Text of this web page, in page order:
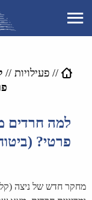
// פעילויות //
למה חרדים
פרטי?
מחקר חדש של ניצה